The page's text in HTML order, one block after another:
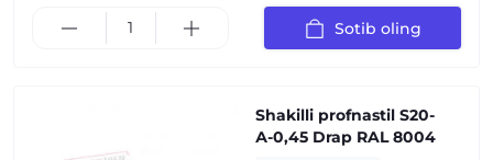
Sotib oling
Shakilli profnastil S20-
А-0,45 Drap RAL 8004